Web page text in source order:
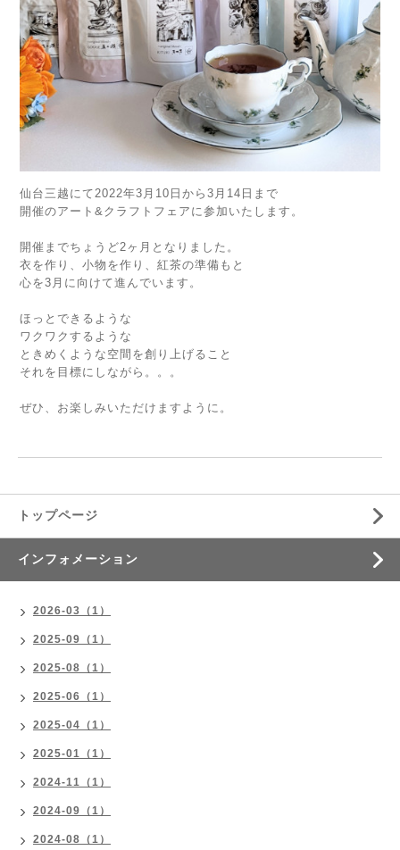
仙台三越にて2022年3月10日から3月14日まで
開催のアート&クラフトフェアに参加いたします。
開催までちょうど2ヶ月となりました。
衣を作り、小物を作り、紅茶の準備もと
心を3月に向けて進んでいます。
ほっとできるような
ワクワクするような
ときめくような空間を創り上げること
それを目標にしながら。。。
ぜひ、お楽しみいただけますように。
トップページ
インフォメーション
2026-03（1）
2025-09（1）
2025-08（1）
2025-06（1）
2025-04（1）
2025-01（1）
2024-11（1）
2024-09（1）
2024-08（1）